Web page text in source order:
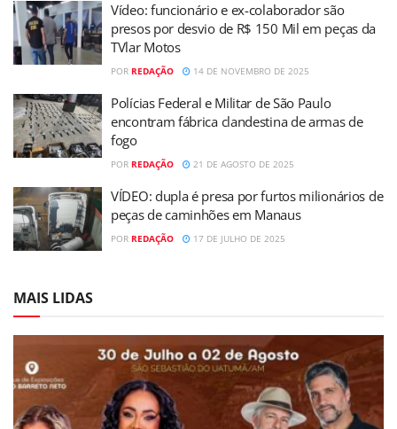
Vídeo: funcionário e ex-colaborador são
presos por desvio de R$ 150 Mil em peças da
TVlar Motos
POR REDAÇÃO 14 DE NOVEMBRO DE 2025
Polícias Federal e Militar de São Paulo
encontram fábrica clandestina de armas de
fogo
POR REDAÇÃO 21 DE AGOSTO DE 2025
VÍDEO: dupla é presa por furtos milionários de
peças de caminhões em Manaus
POR REDAÇÃO 17 DE JULHO DE 2025
MAIS LIDAS